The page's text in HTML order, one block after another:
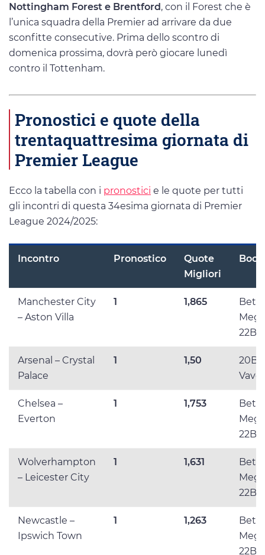
Nottingham Forest e Brentford, con il Forest che è
l’unica squadra della Premier ad arrivare da due
sconfitte consecutive. Prima dello scontro di
domenica prossima, dovrà però giocare lunedì
contro il Tottenham.
Pronostici e quote della
trentaquattresima giornata di
Premier League
Ecco la tabella con i pronostici e le quote per tutti
gli incontri di questa 34esima giornata di Premier
League 2024/2025:
Incontro Pronostico
Quote
Migliori
Manchester City
– Aston Villa
1 1,865
Arsenal – Crystal
Palace
1 1,50
Vave
Chelsea –
Everton
1 1,753
Wolverhampton
– Leicester City
1 1,631
Newcastle –
Ipswich Town
1 1,263